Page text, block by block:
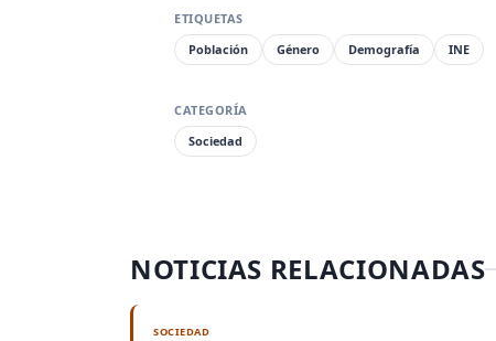
ETIQUETAS
Población
Género Demografía INE
CATEGORÍA
Sociedad
NOTICIAS RELACIONADAS
SOCIEDAD